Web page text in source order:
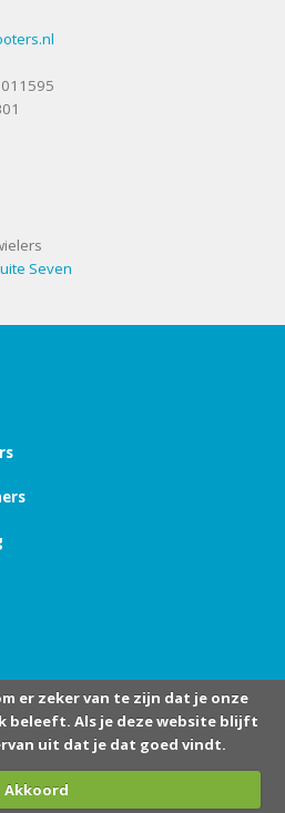
Seven
er zeker van te zijn dat je onze
beleeft. Als je deze website blijft
uit dat je dat goed vindt.
Akkoord